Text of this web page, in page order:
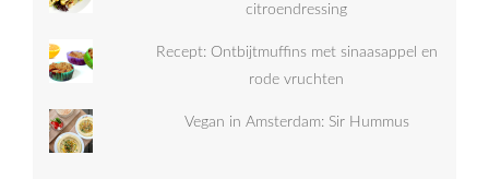
citroendressing
Recept: Ontbijtmuffins met sinaasappel en
rode vruchten
Vegan in Amsterdam: Sir Hummus